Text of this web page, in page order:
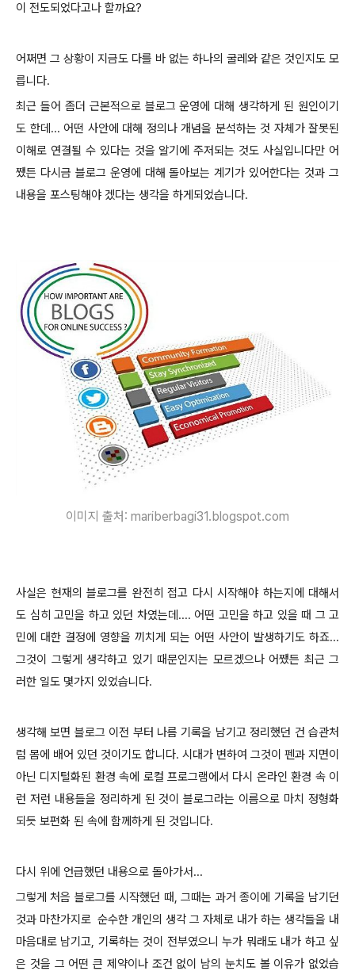
이 전도되었다고나 할까요?
어쩌면 그 상황이 지금도 다를 바 없는 하나의 굴레와 같은 것인지도 모
릅니다.
최근 들어 좀더 근본적으로 블로그 운영에 대해 생각하게 된 원인이기
도 한데... 어떤 사안에 대해 정의나 개념을 분석하는 것 자체가 잘못된
이해로 연결될 수 있다는 것을 알기에 주저되는 것도 사실입니다만 어
쨌든 다시금 블로그 운영에 대해 돌아보는 계기가 있어한다는 것과 그
내용을 포스팅해야 겠다는 생각을 하게되었습니다.
이미지 출처: mariberbagi31.blogspot.com
사실은 현재의 블로그를 완전히 접고 다시 시작해야 하는지에 대해서
도 심히 고민을 하고 있던 차였는데.... 어떤 고민을 하고 있을 때 그 고
민에 대한 결정에 영향을 끼치게 되는 어떤 사안이 발생하기도 하죠...
그것이 그렇게 생각하고 있기 때문인지는 모르겠으나 어쨌든 최근 그
러한 일도 몇가지 있었습니다.
생각해 보면 블로그 이전 부터 나름 기록을 남기고 정리했던 건 습관처
럼 몸에 배어 있던 것이기도 합니다. 시대가 변하여 그것이 펜과 지면이
아닌 디지털화된 환경 속에 로컬 프로그램에서 다시 온라인 환경 속 이
런 저런 내용들을 정리하게 된 것이 블로그라는 이름으로 마치 정형화
되듯 보편화 된 속에 함께하게 된 것입니다.
다시 위에 언급했던 내용으로 돌아가서...
그렇게 처음 블로그를 시작했던 때, 그때는 과거 종이에 기록을 남기던
것과 마찬가지로 순수한 개인의 생각 그 자체로 내가 하는 생각들을 내
마음대로 남기고, 기록하는 것이 전부였으니 누가 뭐래도 내가 하고 싶
은 것을 그 어떤 큰 제약이나 조건 없이 남의 눈치도 볼 이유가 없었습